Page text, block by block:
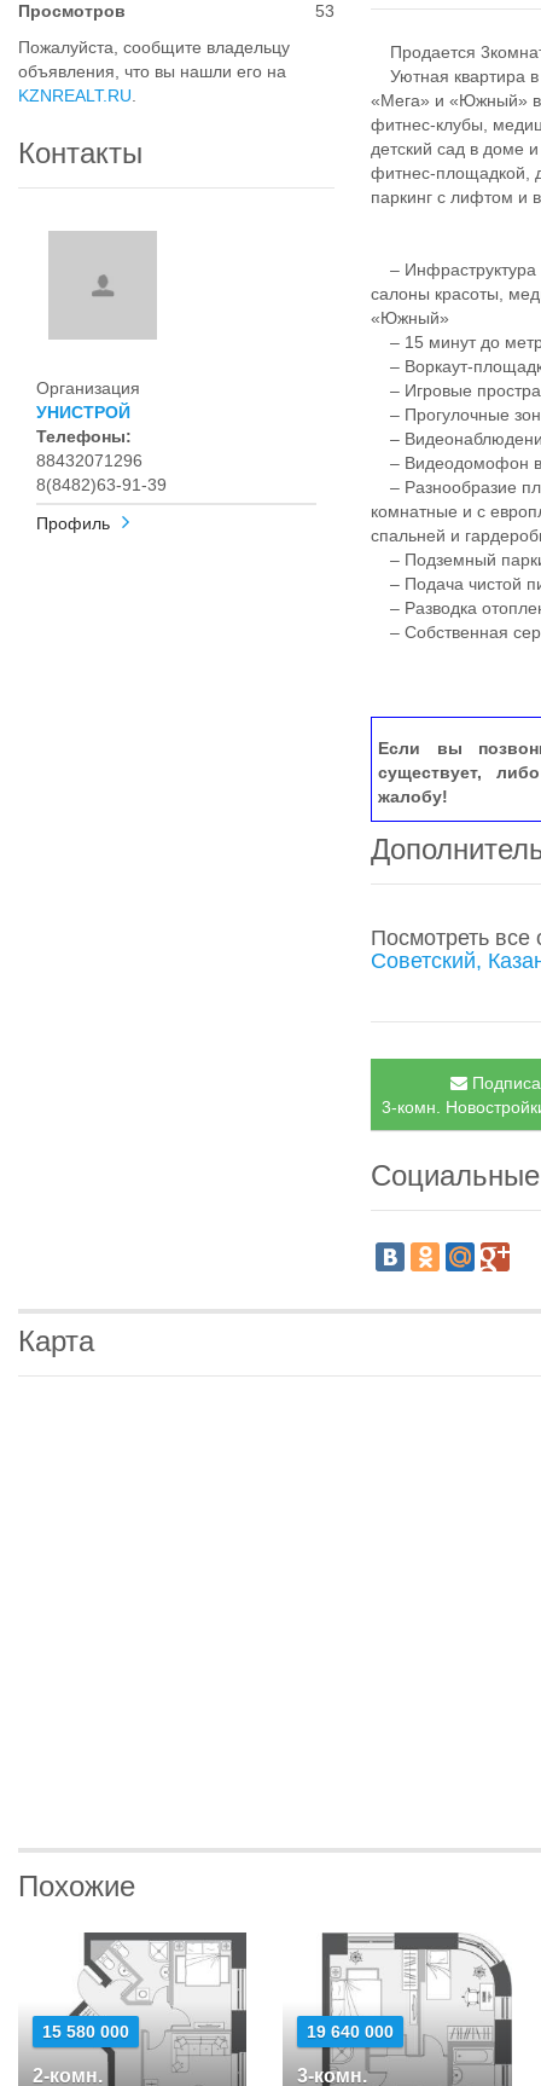
Просмотров
53
Пожалуйста, сообщите владельцу
объявления, что вы нашли его на
KZNREALT.RU
Контакты
Организация
УНИСТРОЙ
Телефоны:
88432071296
8(8482)63-91-39
Профиль
Продается
Уютная квартира
«Мега» и «Южный» в
фитнес-клубы,
детский сад в доме
фитнес-площадкой,
паркинг с лифтом и
– Инфраструктура
салоны красоты,
«Южный»
– 15 минут до
– Воркаут-
– Игровые
– Прогулочные
–
– Видеодомофон в
– Разнообразие
комнатные и с
спальней и
– Подземный
– Подача чистой
– Разводка
– Собственная
Если вы
существует,
жалобу!
Посмотреть
Советский,
3-комн.
Карта
Похожие
15 580 000
2-комн.
19 640 000
3-комн.